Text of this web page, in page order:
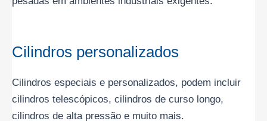
Cilindros personalizados
Cilindros especiais e personalizados, podem incluir
cilindros telescópicos, cilindros de curso longo,
cilindros de alta pressão e muito mais.